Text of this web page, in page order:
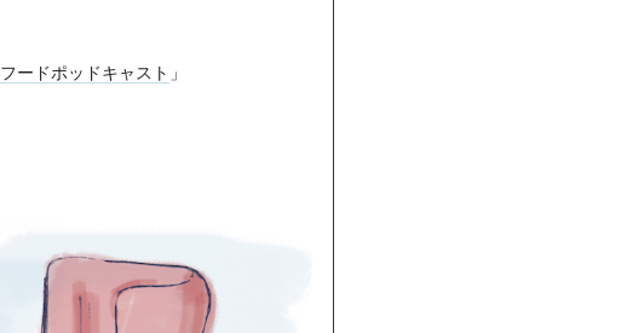
フードポッドキャスト 」